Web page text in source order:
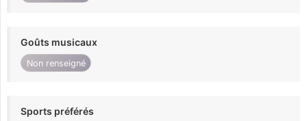
Goûts musicaux
Non renseigné
Sports préférés